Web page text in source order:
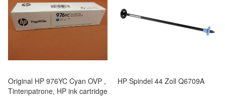
Original HP 976YC Cyan OVP ,
Tintenpatrone, HP ink cartridge
HP Spindel 44 Zoll Q6709A